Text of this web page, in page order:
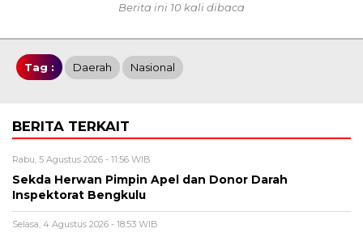
Berita ini 10 kali dibaca
Tag : Daerah Nasional
BERITA TERKAIT
Rabu, 5 Agustus 2026 - 11:56 WIB
Sekda Herwan Pimpin Apel dan Donor Darah
Inspektorat Bengkulu
Selasa, 4 Agustus 2026 - 18:53 WIB